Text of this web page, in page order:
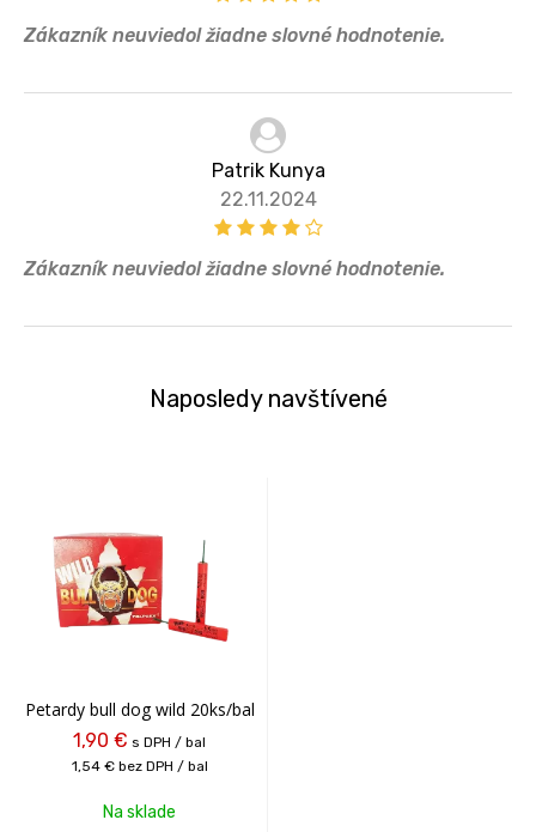
Zákazník neuviedol žiadne slovné hodnotenie.
Patrik Kunya
22.11.2024
Zákazník neuviedol žiadne slovné hodnotenie.
Naposledy navštívené
Petardy bull dog wild 20ks/bal
1,90 € s DPH / bal
1,54 € bez DPH / bal
Na sklade